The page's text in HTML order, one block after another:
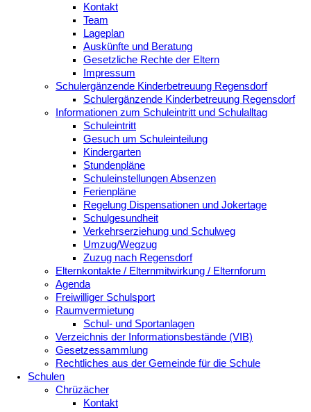
Kontakt
Team
Lageplan
Auskünfte und Beratung
Gesetzliche Rechte der Eltern
Impressum
Schulergänzende Kinderbetreuung Regensdorf
Schulergänzende Kinderbetreuung Regensdorf
Informationen zum Schuleintritt und Schulalltag
Schuleintritt
Gesuch um Schuleinteilung
Kindergarten
Stundenpläne
Schuleinstellungen Absenzen
Ferienpläne
Regelung Dispensationen und Jokertage
Schulgesundheit
Verkehrserziehung und Schulweg
Umzug/Wegzug
Zuzug nach Regensdorf
Elternkontakte / Elternmitwirkung / Elternforum
Agenda
Freiwilliger Schulsport
Raumvermietung
Schul- und Sportanlagen
Verzeichnis der Informationsbestände (VIB)
Gesetzessammlung
Rechtliches aus der Gemeinde für die Schule
Schulen
Chrüzächer
Kontakt